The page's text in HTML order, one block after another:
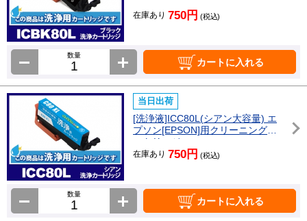
在庫あり 750円 (税込)
数量
カートに入れる
当日出荷
[洗浄液]ICC80L(シアン大容量) エ
プソン[EPSON]用クリーニングカ
ートリッジ
在庫あり 750円 (税込)
数量
カートに入れる